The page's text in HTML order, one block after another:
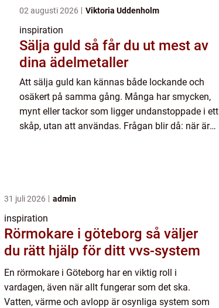
02 augusti 2026 Viktoria Uddenholm
inspiration
Sälja guld så får du ut mest av
dina ädelmetaller
Att sälja guld kan kännas både lockande och
osäkert på samma gång. Många har smycken,
mynt eller tackor som ligger undanstoppade i ett
skåp, utan att användas. Frågan blir då: när är
31 juli 2026 admin
inspiration
Rörmokare i göteborg så väljer
du rätt hjälp för ditt vvs-system
En rörmokare i Göteborg har en viktig roll i
vardagen, även när allt fungerar som det ska.
Vatten, värme och avlopp är osynliga system som